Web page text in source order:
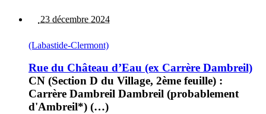
23 décembre 2024
(Labastide-Clermont)
Rue du Château d’Eau (ex Carrère Dambreil)
CN (Section D du Village, 2ème feuille) :
Carrère Dambreil Dambreil (probablement
d'Ambreil*) (…)